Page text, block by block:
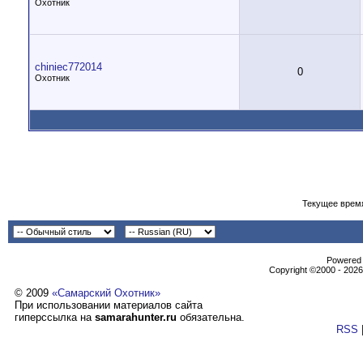
Охотник
chiniec772014
Охотник 0
Текущее
Copyright ©2000 -
© 2009 «Самарский Охотник»
При использовании материалов сайта
гиперссылка на samarahunter.ru обязательна.
RSS